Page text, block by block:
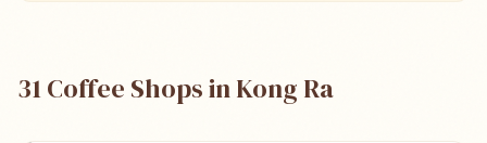
31 Coffee Shops in Kong Ra